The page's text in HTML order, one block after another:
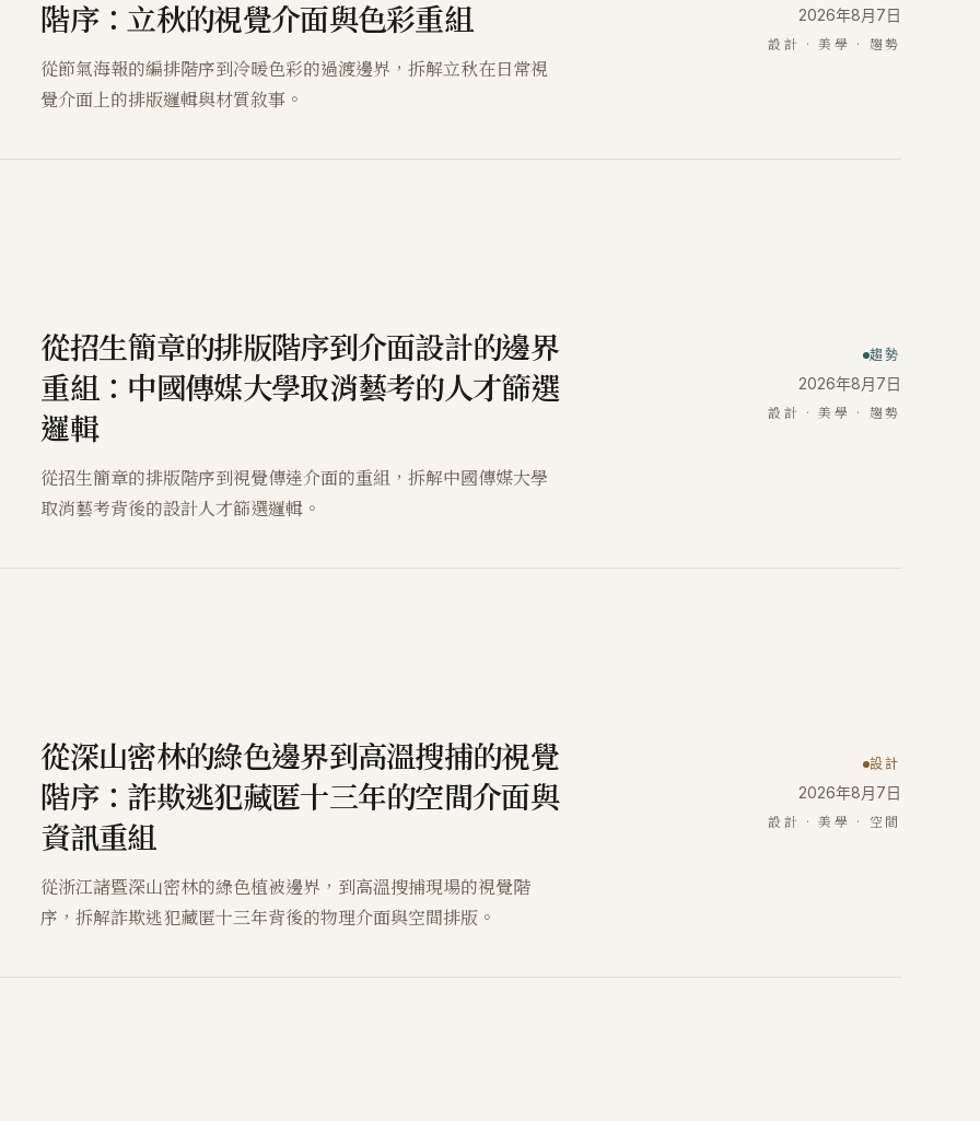
階序：立秋的視覺介面與色彩重組
從節氣海報的編排階序到冷暖色彩的過渡邊界，拆解立秋在日常視
覺介面上的排版邏輯與材質敘事。
2026年8月7日
設計 · 美學 · 趨勢
從招生簡章的排版階序到介面設計的邊界
重組：中國傳媒大學取消藝考的人才篩選
邏輯
從招生簡章的排版階序到視覺傳達介面的重組，拆解中國傳媒大學
取消藝考背後的設計人才篩選邏輯。
趨勢
2026年8月7日
設計 · 美學 · 趨勢
從深山密林的綠色邊界到高溫搜捕的視覺
階序：詐欺逃犯藏匿十三年的空間介面與
資訊重組
從浙江諸暨深山密林的綠色植被邊界，到高溫搜捕現場的視覺階
序，拆解詐欺逃犯藏匿十三年背後的物理介面與空間排版。
設計
2026年8月7日
設計 · 美學 · 空間